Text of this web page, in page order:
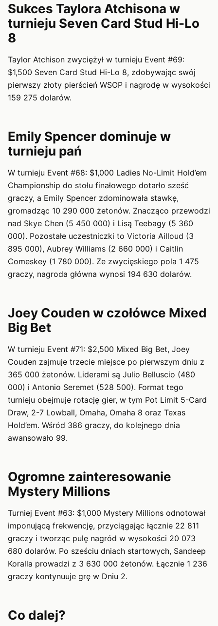
Sukces Taylora Atchisona w
turnieju Seven Card Stud Hi-Lo
8
Taylor Atchison zwyciężył w turnieju Event #69:
$1,500 Seven Card Stud Hi-Lo 8, zdobywając swój
pierwszy złoty pierścień WSOP i nagrodę w wysokości
159 275 dolarów.
Emily Spencer dominuje w
turnieju pań
W turnieju Event #68: $1,000 Ladies No-Limit Hold’em
Championship do stołu finałowego dotarło sześć
graczy, a Emily Spencer zdominowała stawkę,
gromadząc 10 290 000 żetonów. Znacząco przewodzi
nad Skye Chen (5 450 000) i Lisą Teebagy (5 360
000). Pozostałe uczestniczki to Victoria Ailloud (3
895 000), Aubrey Williams (2 660 000) i Caitlin
Comeskey (1 780 000). Ze zwycięskiego pola 1 475
graczy, nagroda główna wynosi 194 630 dolarów.
Joey Couden w czołówce Mixed
Big Bet
W turnieju Event #71: $2,500 Mixed Big Bet, Joey
Couden zajmuje trzecie miejsce po pierwszym dniu z
365 000 żetonów. Liderami są Julio Belluscio (480
000) i Antonio Seremet (528 500). Format tego
turnieju obejmuje rotację gier, w tym Pot Limit 5-Card
Draw, 2-7 Lowball, Omaha, Omaha 8 oraz Texas
Hold’em. Wśród 386 graczy, do kolejnego dnia
awansowało 99.
Ogromne zainteresowanie
Mystery Millions
Turniej Event #63: $1,000 Mystery Millions odnotował
imponującą frekwencję, przyciągając łącznie 22 811
graczy i tworząc pulę nagród w wysokości 20 073
680 dolarów. Po sześciu dniach startowych, Sandeep
Koralla prowadzi z 3 630 000 żetonów. Łącznie 1 236
graczy kontynuuje grę w Dniu 2.
Co dalej?